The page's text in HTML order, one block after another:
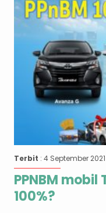
Terbit : 4 September 2021
PPNBM
100%?